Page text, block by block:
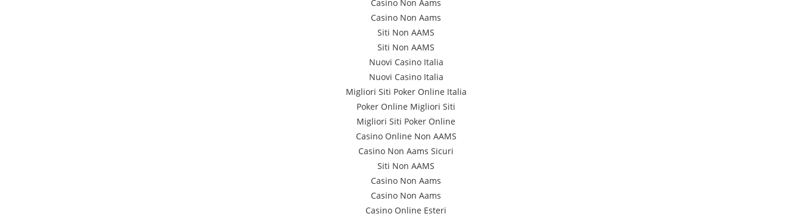
Casino Non Aams
Casino Non Aams
Siti Non AAMS
Siti Non AAMS
Nuovi Casino Italia
Nuovi Casino Italia
Migliori Siti Poker Online Italia
Poker Online Migliori Siti
Migliori Siti Poker Online
Casino Online Non AAMS
Casino Non Aams Sicuri
Siti Non AAMS
Casino Non Aams
Casino Non Aams
Casino Online Esteri